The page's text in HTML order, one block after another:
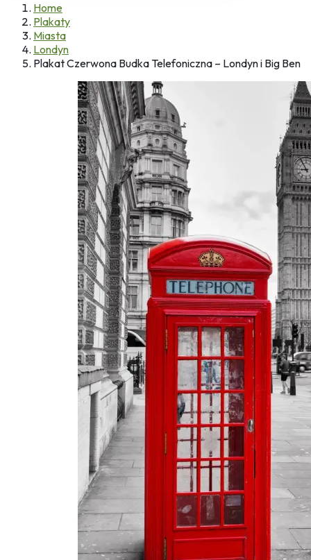
Home
Plakaty
Miasta
Londyn
Plakat Czerwona Budka Telefoniczna – Londyn i Big Ben